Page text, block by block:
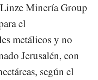
Minería Group
el
metálicos y no
Jerusalén, con
según el